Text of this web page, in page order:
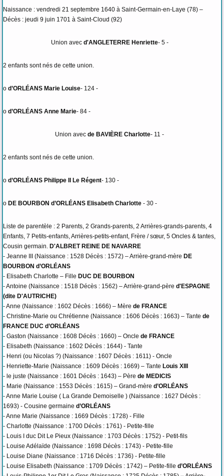
Naissance : vendredi 21 septembre 1640 à Saint-Germain-en-Laye (78) –
Décès : jeudi 9 juin 1701 à Saint-Cloud (92)
Union avec d'ANGLETERRE Henriette- 5 -
2 enfants sont nés de cette union.
o d’ORLÉANS Marie Louise- 124 -
o d’ORLÉANS Anne Marie- 84 -
Union avec de BAVIÈRE Charlotte- 11 -
2 enfants sont nés de cette union.
o d’ORLÉANS Philippe II Le Régent- 130 -
o DE BOURBON d’ORLÉANS Elisabeth Charlotte - 30 -
Liste de parentèle : 2 Parents, 2 Grands-parents, 2 Arrières-grands-parents, 4
Enfants, 7 Petits-enfants, Arrières-petits-enfant, Frère / sœur, 5 Oncles & tantes,
Cousin germain. D'ALBRET REINE DE NAVARRE
- Jeanne III (Naissance : 1528 Décès : 1572) – Arrière-grand-mère DE
BOURBON d’ORLÉANS
- Elisabeth Charlotte – Fille DUC DE BOURBON
- Antoine (Naissance : 1518 Décès : 1562) – Arrière-grand-père d'ESPAGNE
(dite D'AUTRICHE)
- Anne (Naissance : 1602 Décès : 1666) – Mère de FRANCE
- Christine-Marie ou Chrétienne (Naissance : 1606 Décès : 1663) – Tante de
FRANCE DUC d’ORLÉANS
- Gaston (Naissance : 1608 Décès : 1660) – Oncle de FRANCE
- Elisabeth (Naissance : 1602 Décès : 1644) - Tante
- Henri (ou Nicolas ?) (Naissance : 1607 Décès : 1611) - Oncle
- Henriette-Marie (Naissance : 1609 Décès : 1669) – Tante Louis XIII
- le juste (Naissance : 1601 Décès : 1643) – Père de MEDICIS
- Marie (Naissance : 1553 Décès : 1615) – Grand-mère d’ORLÉANS
- Anne Marie Louise ( La Grande Demoiselle ) (Naissance : 1627 Décès :
1693) - Cousine germaine d’ORLÉANS
- Anne Marie (Naissance : 1669 Décès : 1728) - Fille
- Charlotte (Naissance : 1700 Décès : 1761) - Petite-fille
- Louis I duc Dit Le Pieux (Naissance : 1703 Décès : 1752) - Petit-fils
- Louise Adélaïde (Naissance : 1698 Décès : 1743) - Petite-fille
- Louise Diane (Naissance : 1716 Décès : 1736) - Petite-fille
- Louise Elisabeth (Naissance : 1709 Décès : 1742) – Petite-fille d’ORLÉANS